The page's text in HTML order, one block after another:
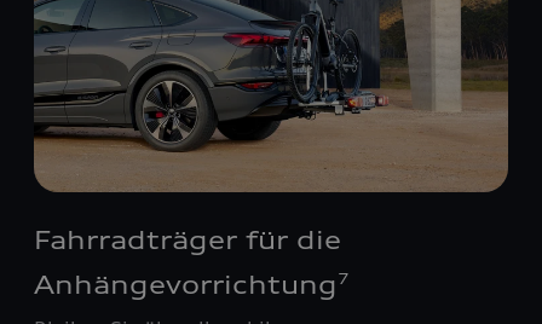
Fahrradträger für die
Anhängevorrichtung 7